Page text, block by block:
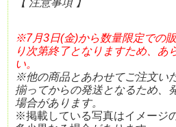
【 注意事項 】
※7月3日(金)から数量限定での
り次第終了となりますため、あ
い。
※他の商品とあわせてご注文い
揃ってからの発送となるため、
場合があります。
※掲載している写真はイメージ